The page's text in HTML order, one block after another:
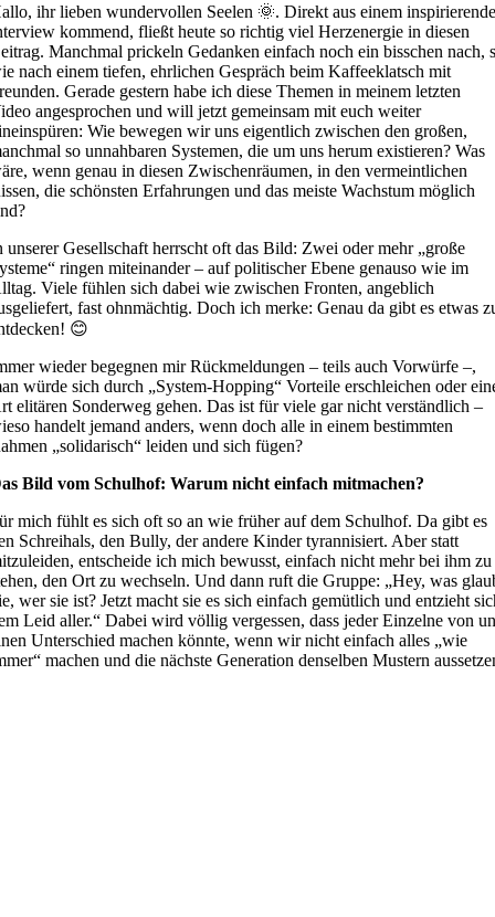
ihr lieben wundervollen Seelen 🌞. Direkt aus einem
kommend, fließt heute so richtig viel Herzenergie in diesen
Manchmal prickeln Gedanken einfach noch ein bisschen nach,
nach einem tiefen, ehrlichen Gespräch beim Kaffeeklatsch mit
Gerade gestern habe ich diese Themen in meinem letzten
angesprochen und will jetzt gemeinsam mit euch weiter
Wie bewegen wir uns eigentlich zwischen den großen,
so unnahbaren Systemen, die um uns herum existieren? Was
wenn genau in diesen Zwischenräumen, in den vermeintlichen
die schönsten Erfahrungen und das meiste Wachstum möglich
unserer Gesellschaft herrscht oft das Bild: Zwei oder mehr „große
ringen miteinander – auf politischer Ebene genauso wie im
Viele fühlen sich dabei wie zwischen Fronten, angeblich
fast ohnmächtig. Doch ich merke: Genau da gibt es etwas
😊
wieder begegnen mir Rückmeldungen – teils auch Vorwürfe –,
würde sich durch „System-Hopping“ Vorteile erschleichen oder
elitären Sonderweg gehen. Das ist für viele gar nicht verständlich –
handelt jemand anders, wenn doch alle in einem bestimmten
„solidarisch“ leiden und sich fügen?
Bild vom Schulhof: Warum nicht einfach mitmachen?
mich fühlt es sich oft so an wie früher auf dem Schulhof. Da gibt es
Schreihals, den Bully, der andere Kinder tyrannisiert. Aber statt
entscheide ich mich bewusst, einfach nicht mehr bei ihm zu
den Ort zu wechseln. Und dann ruft die Gruppe: „Hey, was
wer sie ist? Jetzt macht sie es sich einfach gemütlich und entzieht
Leid aller.“ Dabei wird völlig vergessen, dass jeder Einzelne von
Unterschied machen könnte, wenn wir nicht einfach alles „wie
machen und die nächste Generation denselben Mustern